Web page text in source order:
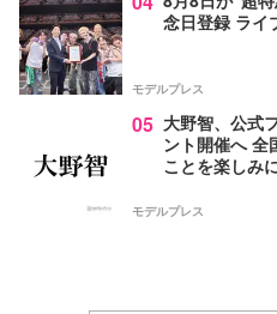
念日登録 ライ
モデルプレス
05 大野智、公式
ント開催へ 全
ことを楽しみ
モデルプレス